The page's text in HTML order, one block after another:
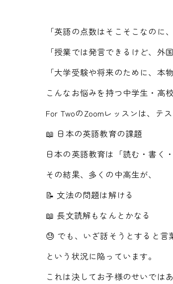
「英語の点数はそこそこなのに
「授業では発言できるけど、外
「大学受験や将来のために、本
こんなお悩みを持つ中学生・高
For TwoのZoomレッスンは、テ
📖 日本の英語教育の課題
日本の英語教育は「読む・書く
その結果、多くの中高生が、
📝 文法の問題は解ける
📖 長文読解もなんとかなる
😓 でも、いざ話そうとすると言
という状況に陥っています。
これは決してお子様のせいでは